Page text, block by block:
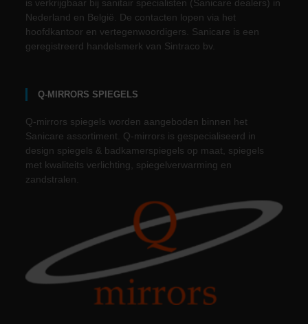
is verkrijgbaar bij sanitair specialisten (Sanicare dealers) in
Nederland en België. De contacten lopen via het
hoofdkantoor en vertegenwoordigers. Sanicare is een
geregistreerd handelsmerk van Sintraco bv.
Q-MIRRORS SPIEGELS
Q-mirrors spiegels worden aangeboden binnen het
Sanicare assortiment. Q-mirrors is gespecialiseerd in
design spiegels & badkamerspiegels op maat, spiegels
met kwaliteits verlichting, spiegelverwarming en
zandstralen.